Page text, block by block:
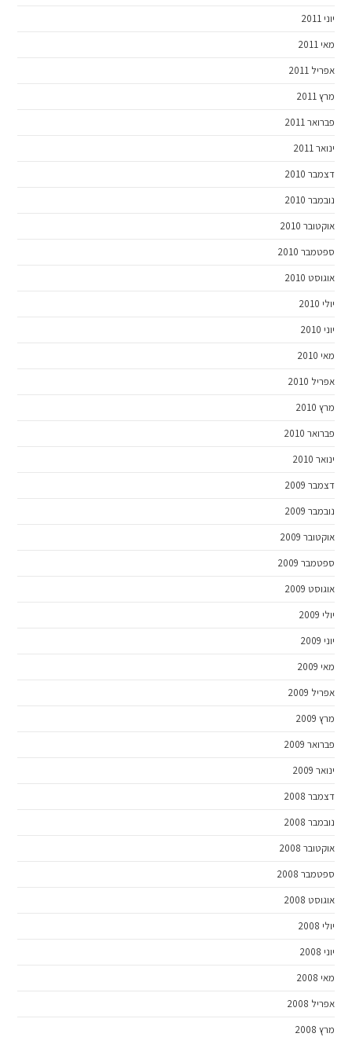
יוני 2011
מאי 2011
אפריל 2011
מרץ 2011
פברואר 2011
ינואר 2011
דצמבר 2010
נובמבר 2010
אוקטובר 2010
ספטמבר 2010
אוגוסט 2010
יולי 2010
יוני 2010
מאי 2010
אפריל 2010
מרץ 2010
פברואר 2010
ינואר 2010
דצמבר 2009
נובמבר 2009
אוקטובר 2009
ספטמבר 2009
אוגוסט 2009
יולי 2009
יוני 2009
מאי 2009
אפריל 2009
מרץ 2009
פברואר 2009
ינואר 2009
דצמבר 2008
נובמבר 2008
אוקטובר 2008
ספטמבר 2008
אוגוסט 2008
יולי 2008
יוני 2008
מאי 2008
אפריל 2008
מרץ 2008